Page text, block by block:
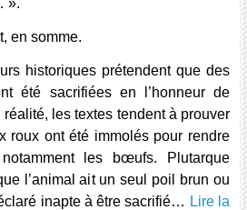
en somme.
historiques prétendent que des
été sacrifiées en l’honneur de
les textes tendent à prouver
roux ont été immolés pour rendre
les bœufs. Plutarque
l’animal ait un seul poil brun ou
inapte à être sacrifié… Lire la